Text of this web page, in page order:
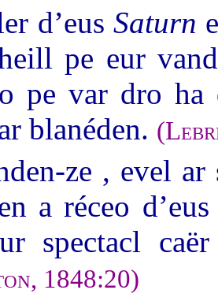
d’eus Saturn
pe eur
pe var dro ha
blanéden. (
ze , evel
a réceo
spectacl
, 1848:20)